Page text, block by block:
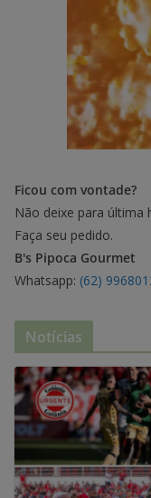
Ficou com vontade?
Não deixe para última
Faça seu pedido.
B's Pipoca Gourmet
Whatsapp: (62)
Notícias